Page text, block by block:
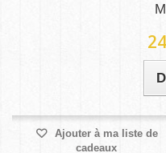
Ajouter à ma liste de
cadeaux